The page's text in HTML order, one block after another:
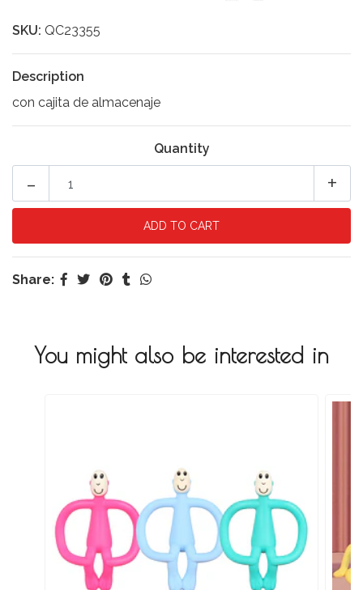
SKU: QC23355
Description
con cajita de almacenaje
Quantity
+
-
Share:
You might also be interested in